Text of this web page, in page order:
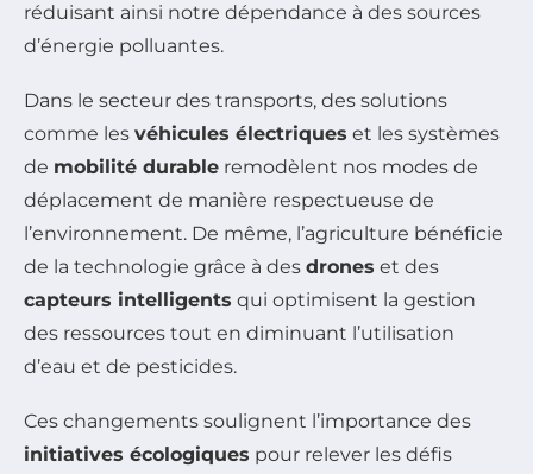
réduisant ainsi notre dépendance à des sources
d’énergie polluantes.
Dans le secteur des transports, des solutions
comme les véhicules électriques et les systèmes
de mobilité durable remodèlent nos modes de
déplacement de manière respectueuse de
l’environnement. De même, l’agriculture bénéficie
de la technologie grâce à des drones et des
capteurs intelligents qui optimisent la gestion
des ressources tout en diminuant l’utilisation
d’eau et de pesticides.
Ces changements soulignent l’importance des
initiatives écologiques pour relever les défis